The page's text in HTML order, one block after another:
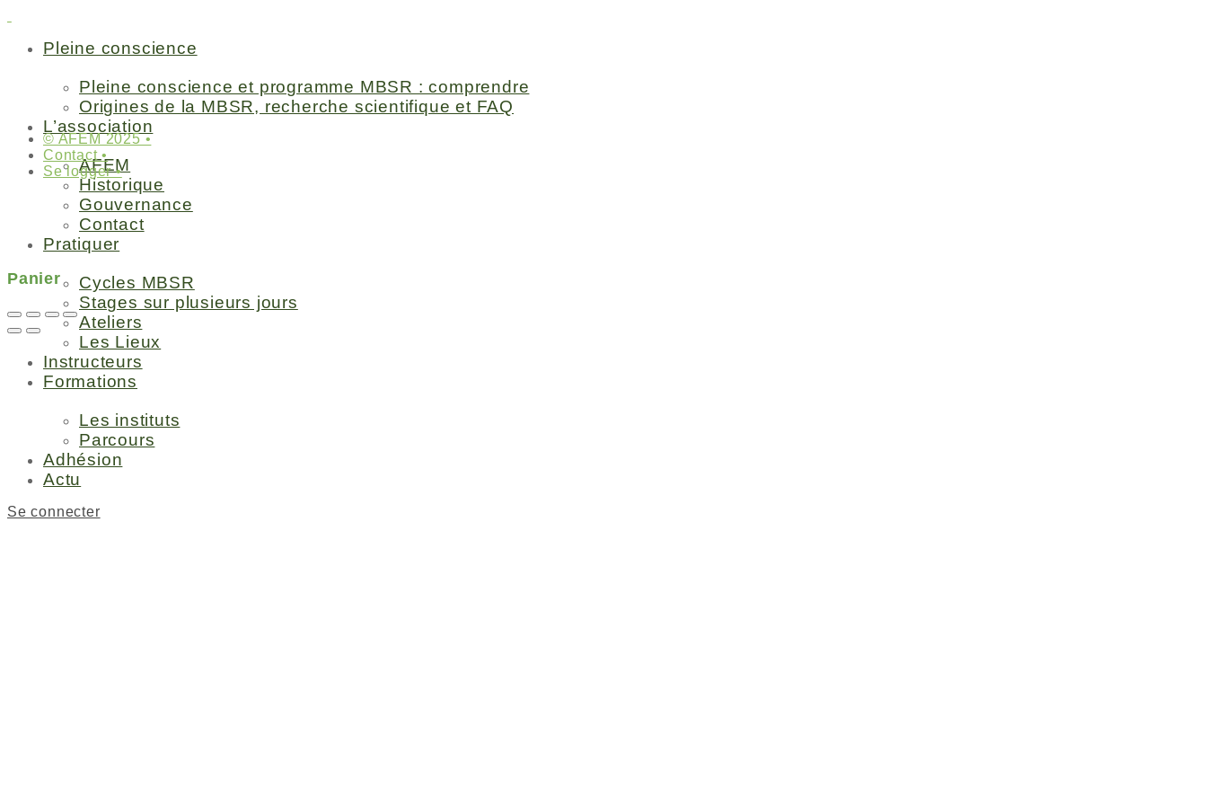
Pleine conscience
Pleine conscience et programme MBSR : comprendre
Origines de la MBSR, recherche scientifique et FAQ
L’association
AFEM
Historique
Gouvernance
Contact
Pratiquer
Cycles MBSR
Stages sur plusieurs jours
Ateliers
Les Lieux
Instructeurs
Formations
Les instituts
Parcours
Adhésion
Actu
Se connecter
© AFEM 2025 •
Contact •
Se logger •
Panier